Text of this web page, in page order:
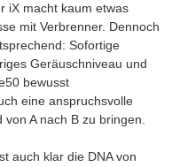
iX macht kaum etwas
mit Verbrenner. Dennoch
Sofortige
Geräuschniveau und
bewusst
eine anspruchsvolle
A nach B zu bringen.
auch klar die DNA von